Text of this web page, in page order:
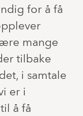
for å få
mange
tilbake
i samtale
er i
å få